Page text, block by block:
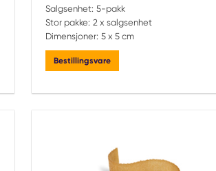
Salgsenhet: 5-pakk
Stor pakke: 2 x salgsenhet
Dimensjoner: 5 x 5 cm
Bestillingsvare